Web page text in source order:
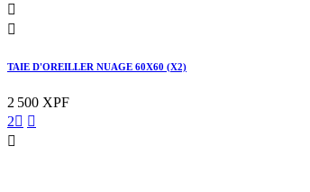


TAIE D'OREILLER NUAGE 60X60 (X2)
2 500 XPF
2 
